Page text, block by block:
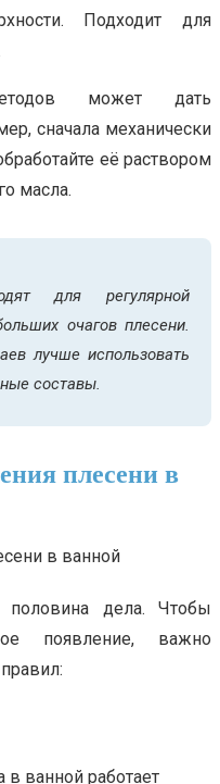
Подходит для
может дать
сначала механически
её раствором
масла.
для регулярной
очагов плесени.
лучше использовать
составы.
плесени в
дела. Чтобы
появление, важно
в ванной работает